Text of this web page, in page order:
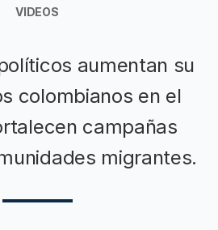
VIDEOS
aumentan su
colombianos en el
campañas
migrantes.